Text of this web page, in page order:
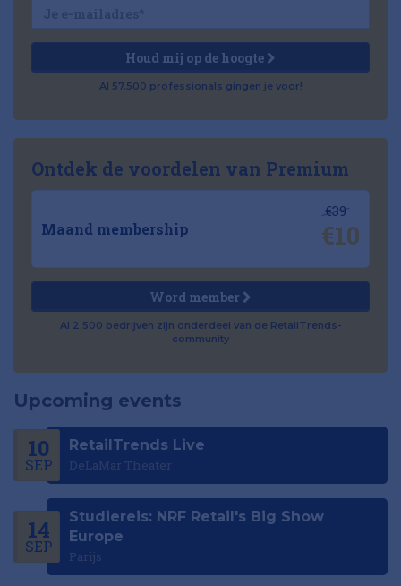
Houd mij op de hoogte
Al 57.500 professionals gingen je voor!
Ontdek de voordelen van Premium
Maand membership
€39
€10
Word member
Al 2.500 bedrijven zijn onderdeel van de RetailTrends-
community
Upcoming events
10
SEP
RetailTrends Live
DeLaMar Theater
14
SEP
Studiereis: NRF Retail's Big Show
Europe
Parijs